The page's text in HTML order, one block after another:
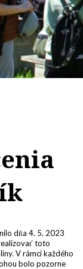
dňa 4. 5. 2023
toto
V rámci každého
bolo pozorne